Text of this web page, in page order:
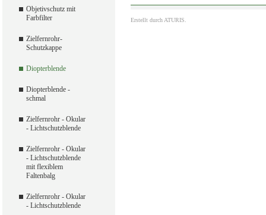
Objetivschutz mit
Farbfilter
Zielfernrohr-
Schutzkappe
Diopterblende
Diopterblende -
schmal
Zielfernrohr - Okular
- Lichtschutzblende
Zielfernrohr - Okular
- Lichtschutzblende
mit flexiblem
Faltenbalg
Zielfernrohr - Okular
- Lichtschutzblende
Erstellt durch ATURIS.